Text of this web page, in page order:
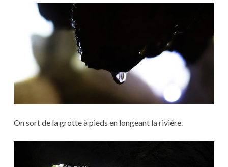
On sort de la grotte à pieds en longeant la rivière.